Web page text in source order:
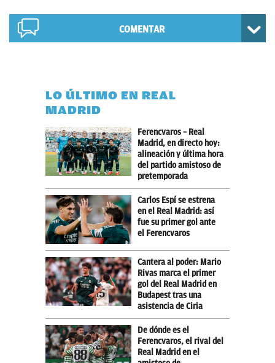
COMENTAR
LO ÚLTIMO EN REAL
MADRID
Ferencvaros – Real
Madrid, en directo hoy:
alineación y última hora
del partido amistoso de
pretemporada
Carlos Espí se estrena
en el Real Madrid: así
fue su primer gol ante
el Ferencvaros
Cantera al poder: Mario
Rivas marca el primer
gol del Real Madrid en
Budapest tras una
asistencia de Ciria
De dónde es el
Ferencvaros, el rival del
Real Madrid en el